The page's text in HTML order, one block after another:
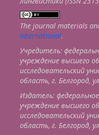
The journal materials
International.
Учредитель:
учреждение высшего
исследовательский
область, г. Белгород,
Издатель:
учреждение высшего
исследовательский
область, г. Белгород,